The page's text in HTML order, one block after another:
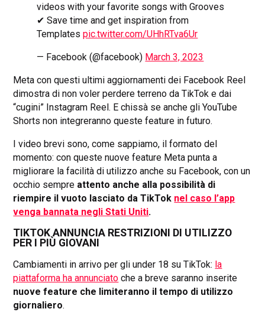
videos with your favorite songs with Grooves
✔ Save time and get inspiration from
Templatespic.twitter.com/UHhRTva6Ur
— Facebook (@facebook) March 3, 2023
Meta con questi ultimi aggiornamenti dei Facebook Reel
dimostra di non voler perdere terreno da TikTok e dai
“cugini” Instagram Reel. E chissà se anche gli YouTube
Shorts non integreranno queste feature in futuro.
I video brevi sono, come sappiamo, il formato del
momento: con queste nuove feature Meta punta a
migliorare la facilità di utilizzo anche su Facebook, con un
occhio sempre attento anche alla possibilità di
riempire il vuoto lasciato da TikTok nel caso l’app
venga bannata negli Stati Uniti.
TIKTOK ANNUNCIA RESTRIZIONI DI UTILIZZO
PER I PIÙ GIOVANI
Cambiamenti in arrivo per gli under 18 su TikTok: la
piattaforma ha annunciato che a breve saranno inserite
nuove feature che limiteranno il tempo di utilizzo
giornaliero.